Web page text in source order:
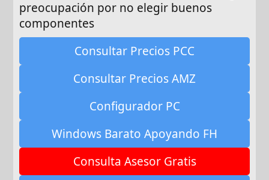
preocupación por no elegir buenos
componentes
Consultar Precios PCC
Consultar Precios AMZ
Configurador PC
Windows Barato Apoyando FH
Consulta Asesor Gratis